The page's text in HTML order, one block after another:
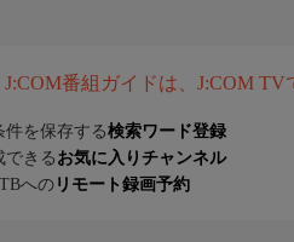
J:COM番組ガイドは、J:COM
件を保存する検索ワード登録
できるお気に入りチャンネル
への リモート録画予約